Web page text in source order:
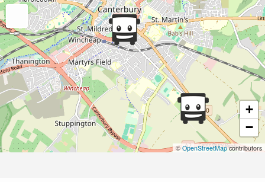
+
−
©OpenStreetMapcontributors